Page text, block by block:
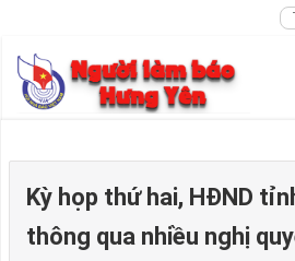
Kỳ họp thứ hai, HĐND
thông qua nhiều nghị